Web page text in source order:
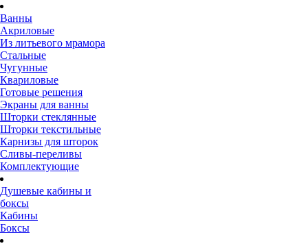
Ванны
Акриловые
Из литьевого мрамора
Стальные
Чугунные
Квариловые
Готовые решения
Экраны для ванны
Шторки стеклянные
Шторки текстильные
Карнизы для шторок
Сливы-переливы
Комплектующие
Душевые кабины и
боксы
Кабины
Боксы